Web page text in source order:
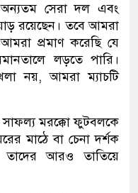
অন্যতম সেরা দল এবং
রয়েছেন। তবে আমরা
প্রমাণ করেছি যে
লড়তে পারি।
নয়, আমরা ম্যাচটি
সাফল্য মরক্কো ফুটবলকে
মাঠে বা চেনা দর্শক
তাদের আরও তাতিয়ে